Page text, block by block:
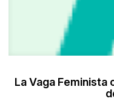
La Vaga Feminista